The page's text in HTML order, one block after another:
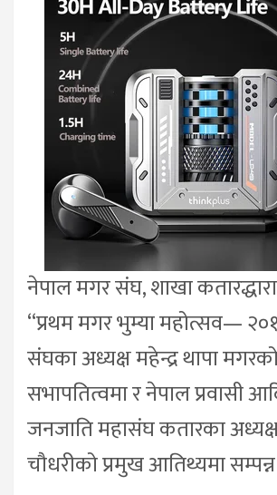
नेपाल मगर संघ, शाखा
“प्रथम मगर भुम्या महोत्सव—
संघका अध्यक्ष महेन्द्र थापा
सभापतित्वमा र नेपाल प्रवासी
जनजाति महासंघ कतारका
चौधरीको प्रमुख आतिथ्यमा